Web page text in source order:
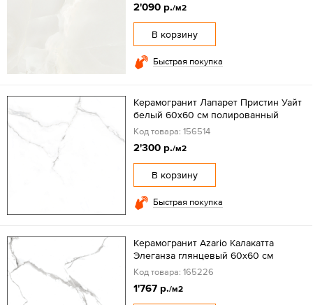
2'090 р./м2
В корзину
Быстрая покупка
Керамогранит Лапарет Пристин Уайт
белый 60x60 см полированный
Код товара: 156514
2'300 р./м2
В корзину
Быстрая покупка
Керамогранит Azario Калакатта
Элеганза глянцевый 60x60 см
Код товара: 165226
1'767 р./м2